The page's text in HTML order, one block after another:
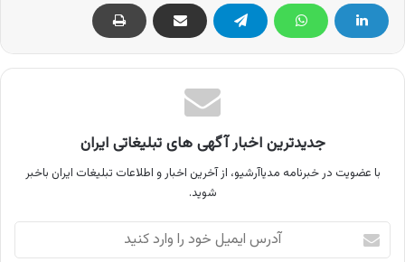
جدیدترین اخبار آگهی های تبلیغاتی ایران
با عضویت در خبرنامه مدیاآرشیو، از آخرین اخبار و اطلاعات تبلیغات ایران باخبر
شوید.
آدرس
ایمیل